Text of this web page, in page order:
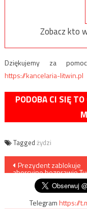
Zobacz kto
Dziękujemy za
https://kancelaria-litwin.pl
PODOBA CI SIĘ
Tagged żydzi
Nawigacja
wpisu
Prezydent zablokuje
aborcyjne bezprawie
Telegramhttps://